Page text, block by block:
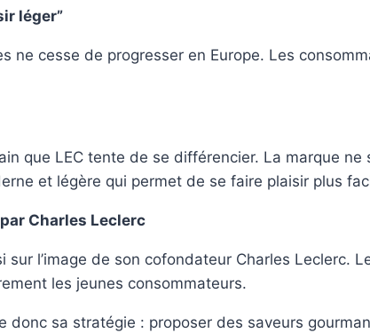
léger”
ne cesse de progresser en Europe. Les
que LEC tente de se différencier. La marque
et légère qui permet de se faire plaisir plus
Charles Leclerc
sur l’image de son cofondateur Charles Leclerc.
les jeunes consommateurs.
donc sa stratégie : proposer des saveurs